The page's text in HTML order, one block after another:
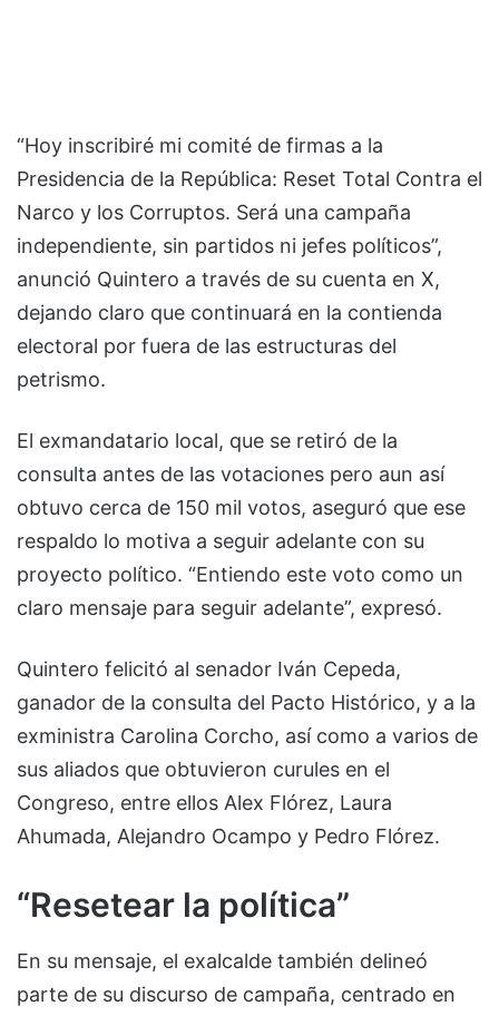
“Hoy inscribiré mi comité de firmas a la
Presidencia de la República: Reset Total Contra el
Narco y los Corruptos. Será una campaña
independiente, sin partidos ni jefes políticos”,
anunció Quintero a través de su cuenta en X,
dejando claro que continuará en la contienda
electoral por fuera de las estructuras del
petrismo.
El exmandatario local, que se retiró de la
consulta antes de las votaciones pero aun así
obtuvo cerca de 150 mil votos, aseguró que ese
respaldo lo motiva a seguir adelante con su
proyecto político. “Entiendo este voto como un
claro mensaje para seguir adelante”, expresó.
Quintero felicitó al senador Iván Cepeda,
ganador de la consulta del Pacto Histórico, y a la
exministra Carolina Corcho, así como a varios de
sus aliados que obtuvieron curules en el
Congreso, entre ellos Alex Flórez, Laura
Ahumada, Alejandro Ocampo y Pedro Flórez.
“Resetear la política”
En su mensaje, el exalcalde también delineó
parte de su discurso de campaña, centrado en